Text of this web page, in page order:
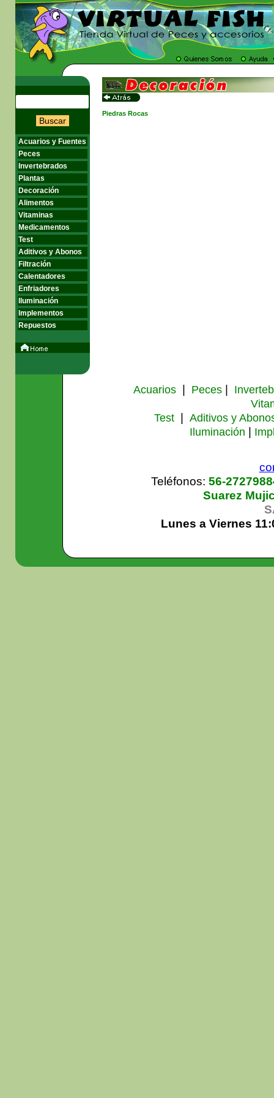
Buscar
Acuarios y Fuentes
Peces
Invertebrados
Plantas
Decoración
Alimentos
Vitaminas
Medicamentos
Test
Aditivos y Abonos
Filtración
Calentadores
Enfriadores
Iluminación
Implementos
Repuestos
Piedras Rocas
Acuarios| Peces|
Test| Aditivos y
Iluminación |
Teléfonos: 56-
Suarez
Lunes a Viernes